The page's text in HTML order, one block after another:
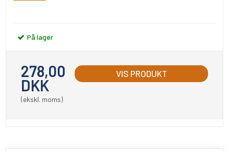
På lager
278,00
DKK
(ekskl. moms)
VIS PRODUKT